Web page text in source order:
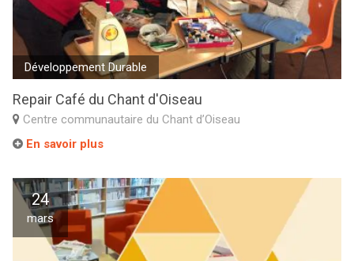
Développement Durable
Repair Café du Chant d'Oiseau
Centre communautaire du Chant d’Oiseau
En savoir plus
24
mars